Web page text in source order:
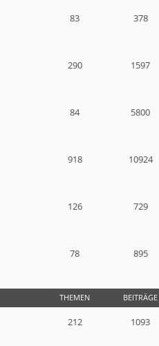
83 378
290 1597
84 5800
918 10924
126 729
78 895
THEMEN BEITRÄGE
212 1093